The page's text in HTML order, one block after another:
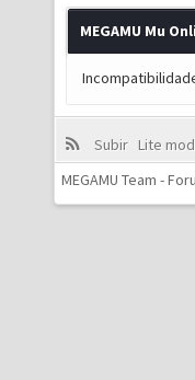
MEGAMU Mu
Subir Lite
MEGAMU Team -